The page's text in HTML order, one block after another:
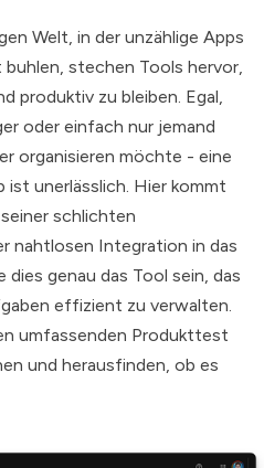
Welt, in der unzählige Apps
stechen Tools hervor,
produktiv zu bleiben. Egal,
oder einfach nur jemand
organisieren möchte - eine
ist unerlässlich. Hier kommt
schlichten
nahtlosen Integration in das
genau das Tool sein, das
effizient zu verwalten.
umfassenden Produkttest
und herausfinden, ob es